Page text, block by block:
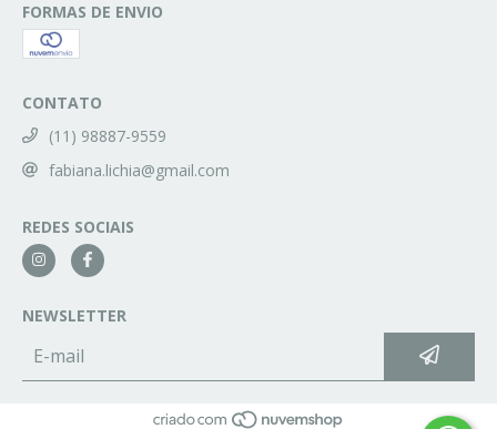
FORMAS DE ENVIO
CONTATO
(11) 98887-9559
fabiana.lichia@gmail.com
REDES SOCIAIS
NEWSLETTER